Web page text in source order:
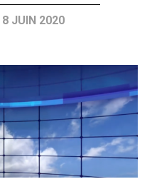
8 JUIN 2020